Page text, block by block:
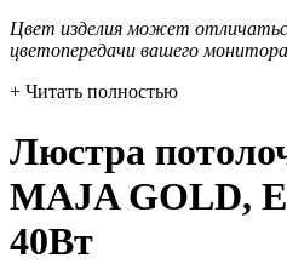
Цвет изделия может
цветопередачи вашего
+ Читать полностью
Люстра
MAJA GOLD,
40Вт